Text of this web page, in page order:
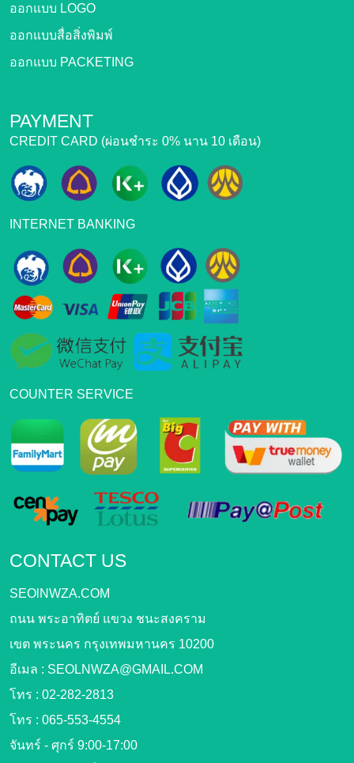
ออกแบบ LOGO
ออกแบบสื่อสิ่งพิมพ์
ออกแบบ PACKETING
PAYMENT
CREDIT CARD (ผ่อนชำระ 0% นาน 10 เดือน)
INTERNET BANKING
COUNTER SERVICE
CONTACT US
SEOlNWZA.COM
ถนน พระอาทิตย์ แขวง ชนะสงคราม
เขต พระนคร กรุงเทพมหานคร 10200
อีเมล : SEOLNWZA@GMAIL.COM
โทร : 02-282-2813
โทร : 065-553-4554
จันทร์ - ศุกร์ 9:00-17:00